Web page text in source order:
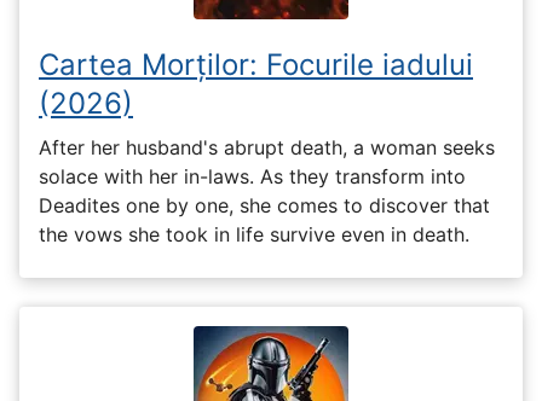
Cartea Morților: Focurile iadului
(2026)
After her husband's abrupt death, a woman seeks
solace with her in-laws. As they transform into
Deadites one by one, she comes to discover that
the vows she took in life survive even in death.